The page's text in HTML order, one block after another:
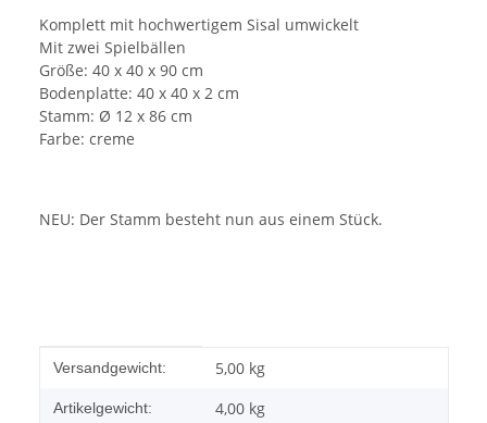
Komplett mit hochwertigem Sisal umwickelt
Mit zwei Spielbällen
Größe: 40 x 40 x 90 cm
Bodenplatte: 40 x 40 x 2 cm
Stamm: Ø 12 x 86 cm
Farbe: creme
NEU: Der Stamm besteht nun aus einem Stück.
Produkteigenschaft
Wert
Versandgewicht: 5,00 kg
Artikelgewicht: 4,00 kg